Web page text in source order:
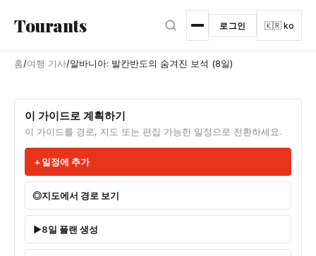
Tourants 로그인 🇰🇷 ko
홈/여행 기사/알바니아: 발칸반도의 숨겨진 보석 (8일)
이 가이드로 계획하기
이 가이드를 경로, 지도 또는 편집 가능한 일정으로 전환하세요.
일정에 추가
지도에서 경로 보기
8일 플랜 생성